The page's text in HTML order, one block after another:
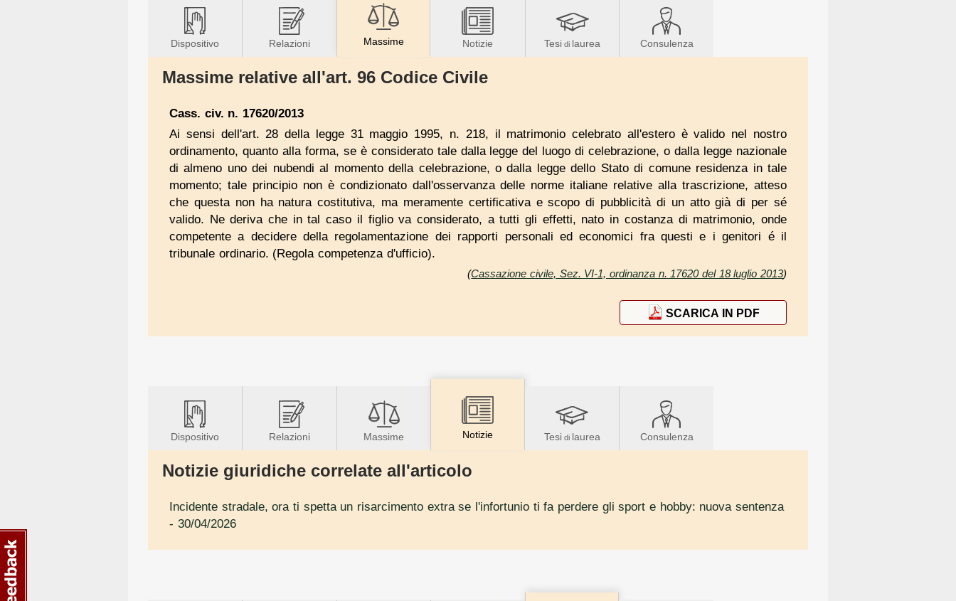
Dispositivo Relazioni Massime Notizie Tesi di laurea Consulenza
Massime relative all'art. 96 Codice Civile
Cass. civ. n. 17620/2013
Ai sensi dell'art. 28 della legge 31 maggio 1995, n. 218, il matrimonio celebrato all'estero è valido nel nostro
ordinamento, quanto alla forma, se è considerato tale dalla legge del luogo di celebrazione, o dalla legge nazionale
di almeno uno dei nubendi al momento della celebrazione, o dalla legge dello Stato di comune residenza in tale
momento; tale principio non è condizionato dall'osservanza delle norme italiane relative alla trascrizione, atteso
che questa non ha natura costitutiva, ma meramente certificativa e scopo di pubblicità di un atto già di per sé
valido. Ne deriva che in tal caso il figlio va considerato, a tutti gli effetti, nato in costanza di matrimonio, onde
competente a decidere della regolamentazione dei rapporti personali ed economici fra questi e i genitori é il
tribunale ordinario. (Regola competenza d'ufficio).
(Cassazione civile, Sez. VI-1, ordinanza n. 17620 del 18 luglio 2013)
SCARICA IN PDF
Dispositivo Relazioni Massime Notizie Tesidi laurea Consulenza
Notizie giuridiche correlate all'articolo
Incidente stradale, ora ti spetta un risarcimento extra se l'infortunio ti fa perdere gli sport e hobby: nuova sentenza
- 30/04/2026